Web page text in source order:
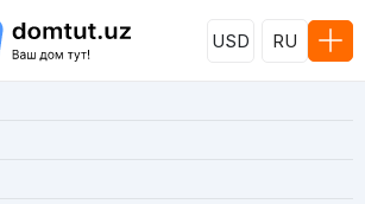
USD RU